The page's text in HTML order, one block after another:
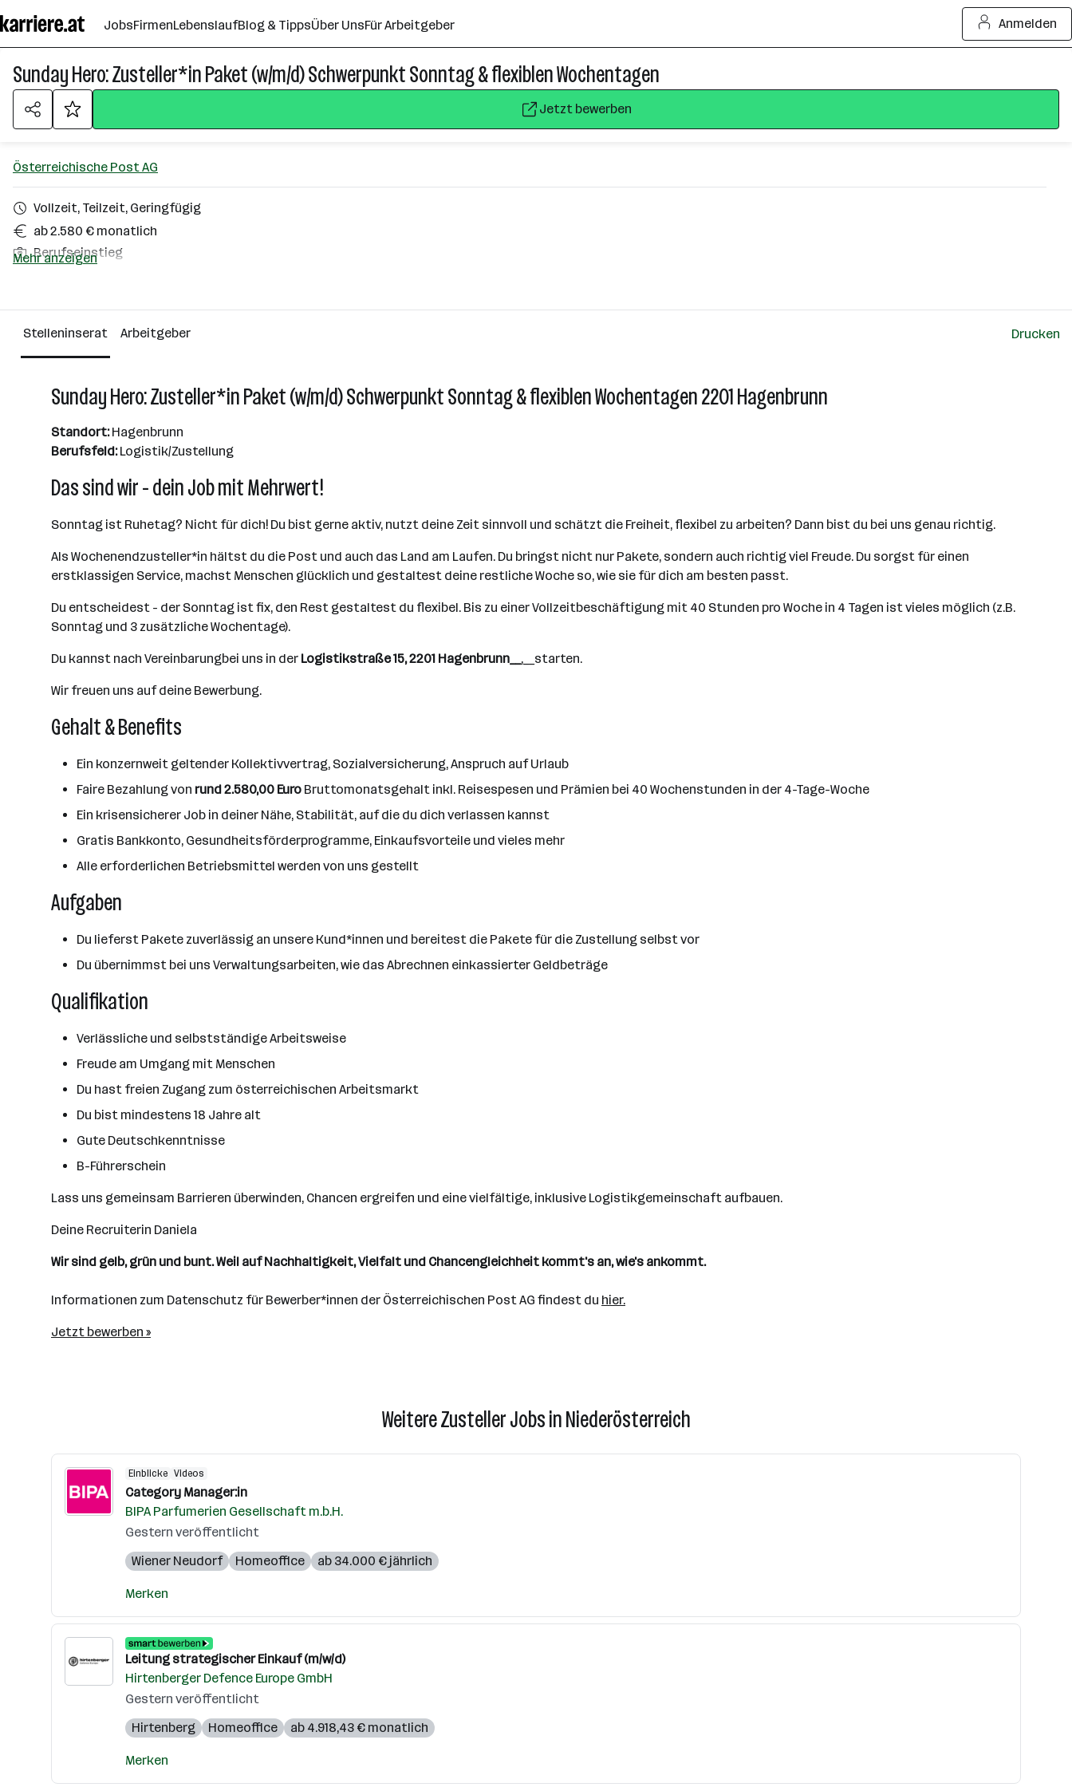
Seiteninhalt
springen
JobsFirmenLebenslaufBlog & TippsÜber UnsFür Arbeitgeber Anmelden
Sunday Hero: Zusteller*in Paket (w/m/d) Schwerpunkt Sonntag & flexiblen Wochentagen
Jetzt bewerben
Österreichische Post AG
Vollzeit, Teilzeit, Geringfügig
ab 2.580 € monatlich
Berufseinstieg
Über das Unternehmen
501+ Mitarbeiter*innen
Mehr anzeigen
Stelleninserat Arbeitgeber Drucken
Sunday Hero: Zusteller*in Paket (w/m/d) Schwerpunkt Sonntag & flexiblen Wochentagen 2201 Hagenbrunn
Standort:Hagenbrunn
Berufsfeld:Logistik/Zustellung
Das sind wir - dein Job mit Mehrwert!
Sonntag ist Ruhetag? Nicht für dich! Du bist gerne aktiv, nutzt deine Zeit sinnvoll und schätzt die Freiheit, flexibel zu arbeiten? Dann bist du bei uns genau richtig.
Als Wochenendzusteller*in hältst du die Post und auch das Land am Laufen. Du bringst nicht nur Pakete, sondern auch richtig viel Freude. Du sorgst für einen
erstklassigen Service, machst Menschen glücklich und gestaltest deine restliche Woche so, wie sie für dich am besten passt.
Du entscheidest - der Sonntag ist fix, den Rest gestaltest du flexibel. Bis zu einer Vollzeitbeschäftigung mit 40 Stunden pro Woche in 4 Tagen ist vieles möglich (z.B.
Sonntag und 3 zusätzliche Wochentage).
Du kannst nach Vereinbarungbei uns in der Logistikstraße 15, 2201 Hagenbrunn__ ,__starten.
Wir freuen uns auf deine Bewerbung.
Gehalt & Benefits
Ein konzernweit geltender Kollektivvertrag, Sozialversicherung, Anspruch auf Urlaub
Faire Bezahlung von rund 2.580,00 Euro Bruttomonatsgehalt inkl. Reisespesen und Prämien bei 40 Wochenstunden in der 4-Tage-Woche
Ein krisensicherer Job in deiner Nähe, Stabilität, auf die du dich verlassen kannst
Gratis Bankkonto, Gesundheitsförderprogramme, Einkaufsvorteile und vieles mehr
Alle erforderlichen Betriebsmittel werden von uns gestellt
Aufgaben
Du lieferst Pakete zuverlässig an unsere Kund*innen und bereitest die Pakete für die Zustellung selbst vor
Du übernimmst bei uns Verwaltungsarbeiten, wie das Abrechnen einkassierter Geldbeträge
Qualifikation
Verlässliche und selbstständige Arbeitsweise
Freude am Umgang mit Menschen
Du hast freien Zugang zum österreichischen Arbeitsmarkt
Du bist mindestens 18 Jahre alt
Gute Deutschkenntnisse
B-Führerschein
Lass uns gemeinsam Barrieren überwinden, Chancen ergreifen und eine vielfältige, inklusive Logistikgemeinschaft aufbauen.
Deine Recruiterin Daniela
Wir sind gelb, grün und bunt. Weil auf Nachhaltigkeit, Vielfalt und Chancengleichheit kommt's an, wie's ankommt.
Informationen zum Datenschutz für Bewerber*innen der Österreichischen Post AG findest du hier.
Jetzt bewerben »
Weitere Zusteller Jobs in Niederösterreich
Einblicke Videos
Category Manager:in
BIPA Parfumerien Gesellschaft m.b.H.
Gestern veröffentlicht
Wiener Neudorf
Homeoffice ab 34.000 € jährlich
Merken
Leitung strategischer Einkauf (m/w/d)
Hirtenberger Defence Europe GmbH
Gestern veröffentlicht
Hirtenberg
Homeoffice ab 4.918,43 € monatlich
Merken